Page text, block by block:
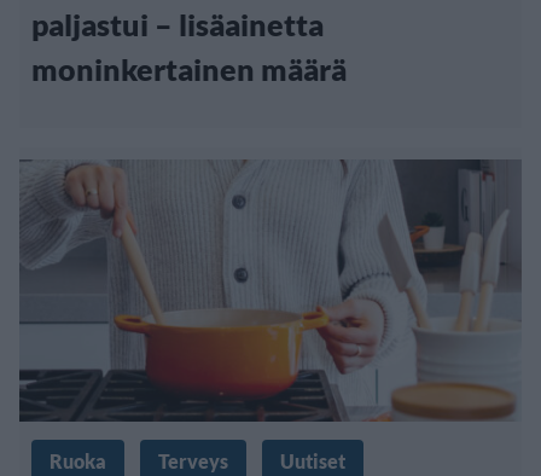
paljastui – lisäainetta
moninkertainen määrä
Ruoka Terveys Uutiset